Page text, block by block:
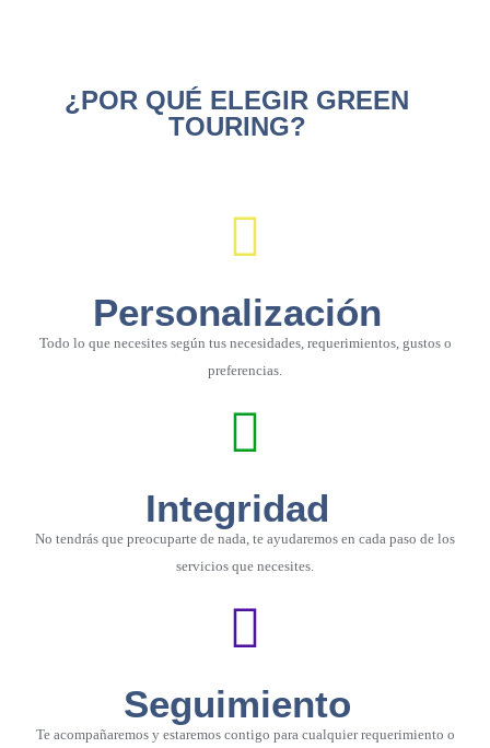
¿POR QUÉ ELEGIR GREEN
TOURING?
Personalización
Todo lo que necesites según tus necesidades, requerimientos, gustos o
preferencias.
Integridad
No tendrás que preocuparte de nada, te ayudaremos en cada paso de los
servicios que necesites.
Seguimiento
Te acompañaremos y estaremos contigo para cualquier requerimiento o